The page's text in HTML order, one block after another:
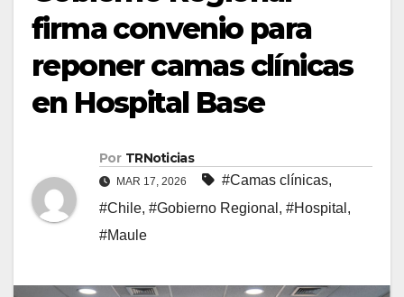
firma convenio para
reponer camas clínicas
en Hospital Base
Por TRNoticias
MAR 17, 2026 #Camas clínicas,
#Chile, #Gobierno Regional , #Hospital ,
#Maule